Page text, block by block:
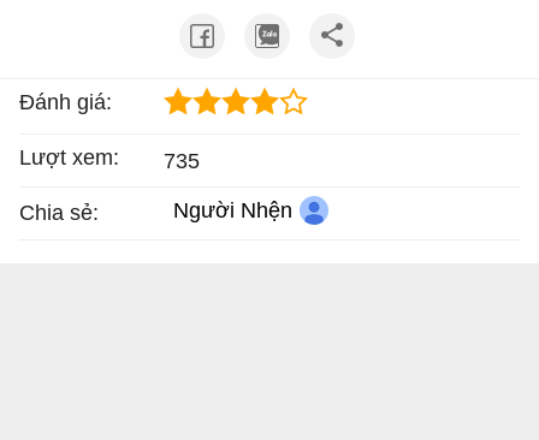
Đánh giá:
Lượt xem: 735
Chia sẻ: Người Nhện